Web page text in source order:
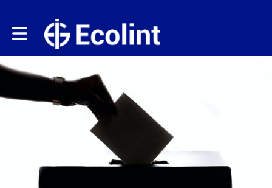
Toggle main navigation